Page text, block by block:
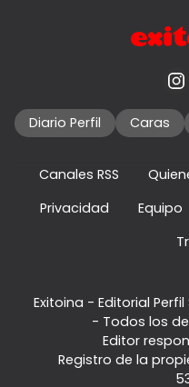
Diario Perfil Caras
Canales RSS
Privacidad
Equipo
Exitoina - Editorial Perfil
- Todos los
Editor
Registro de la